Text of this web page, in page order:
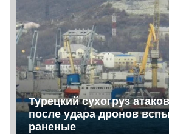
Турецкий сухогруз
после удара дронов
раненые